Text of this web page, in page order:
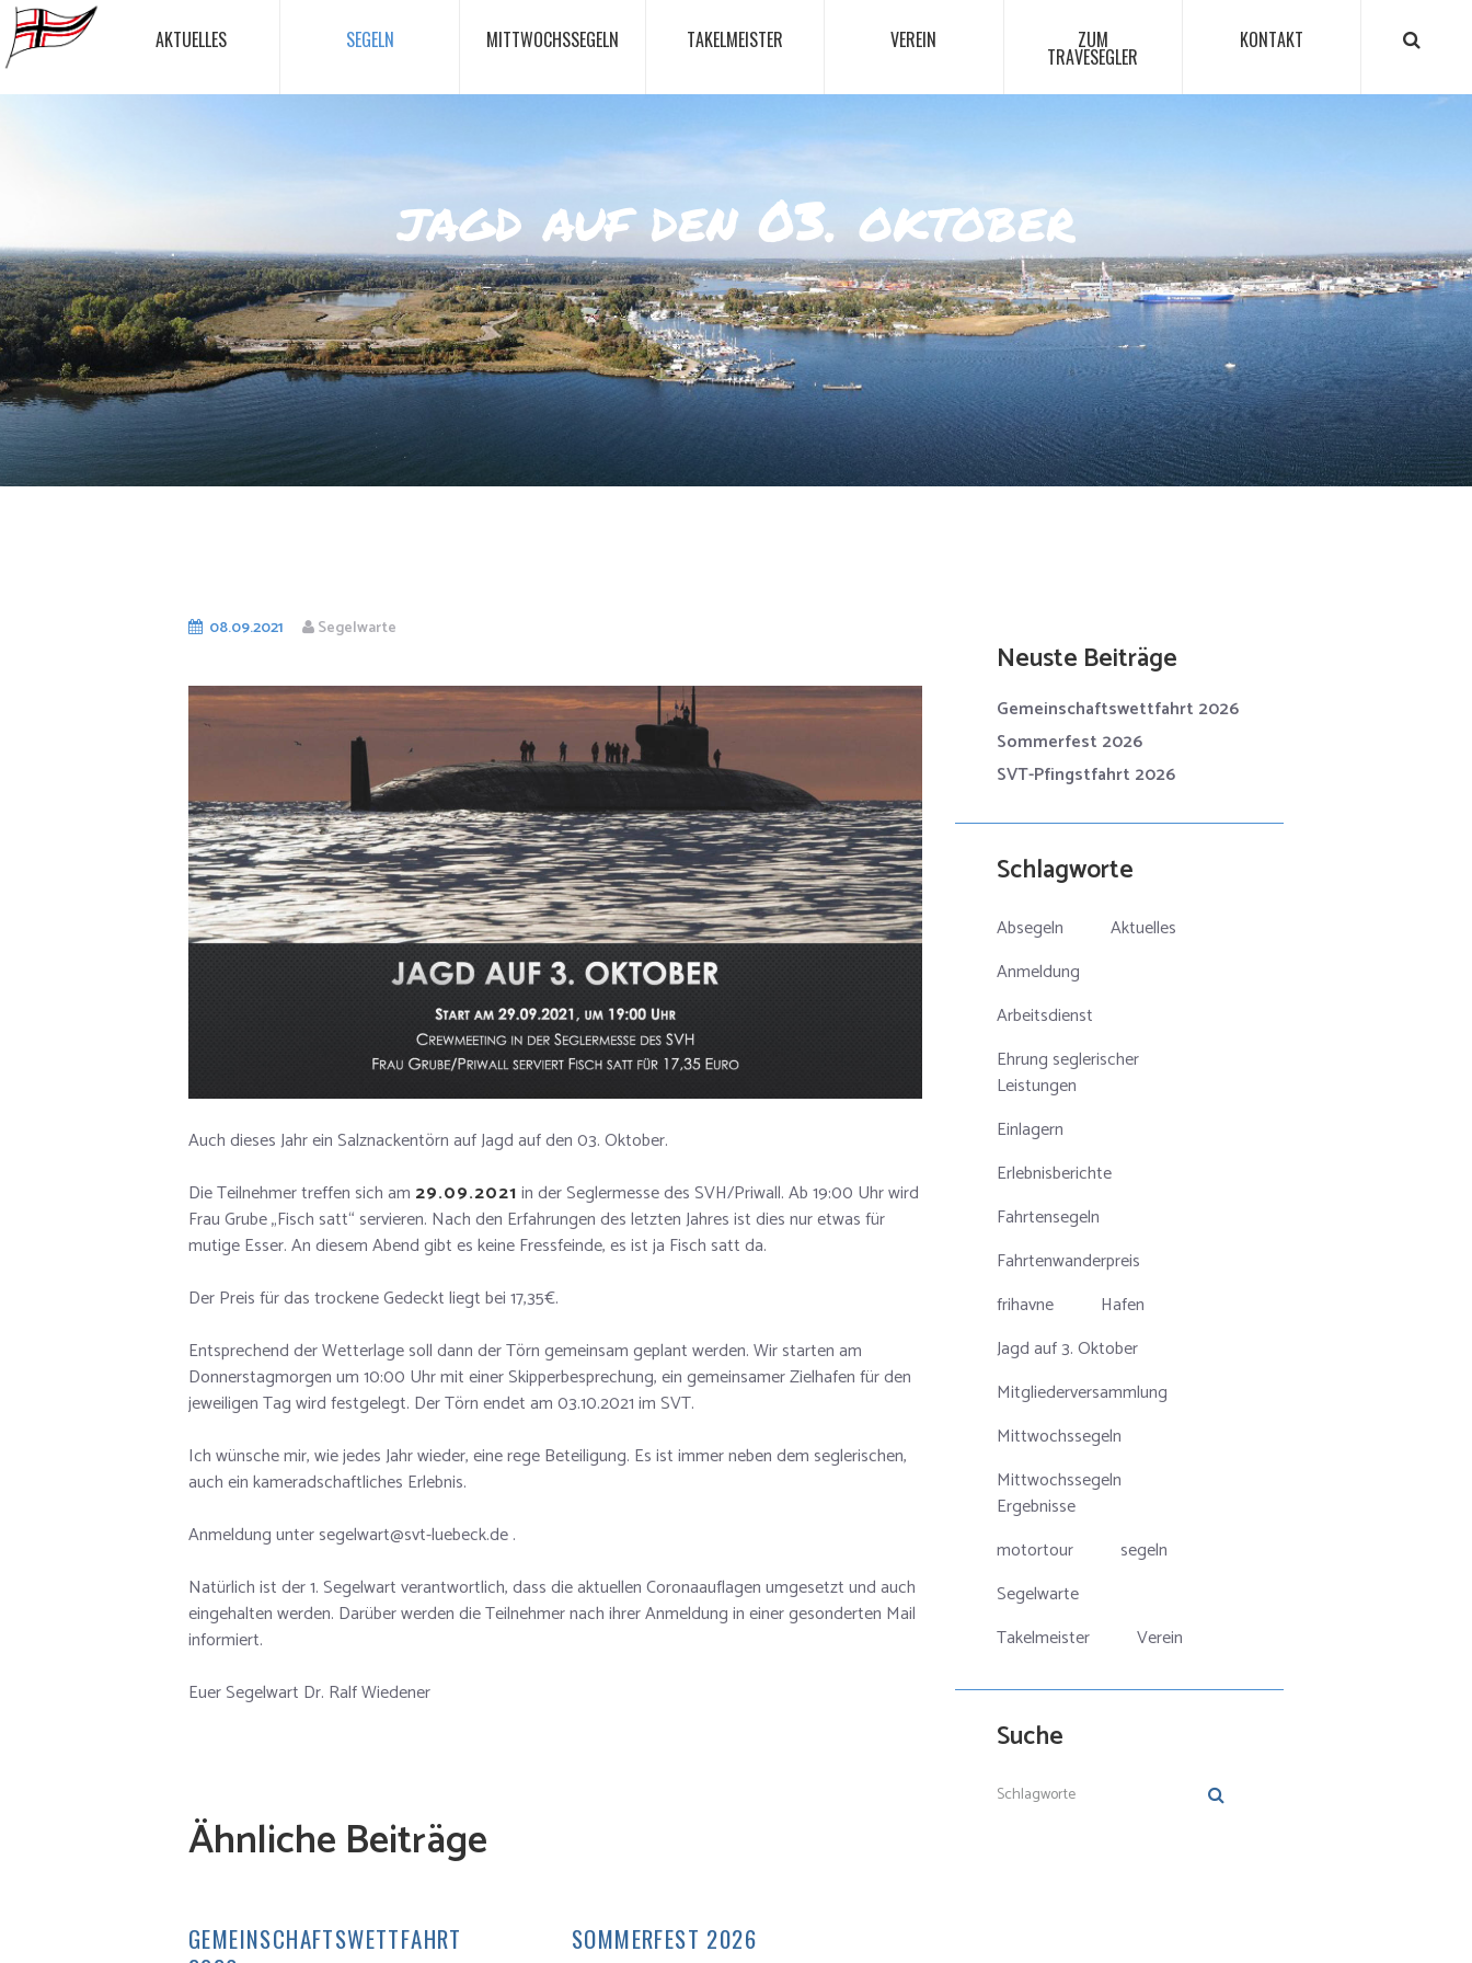
AKTUELLES SEGELN MITTWOCHSSEGELN TAKELMEISTER VEREIN ZUM
TRAVESEGLER
KONTAKT
jagd auf den 03. oktober
08.09.2021 Segelwarte
Auch dieses Jahr ein Salznackentörn auf Jagd auf den 03. Oktober.
Die Teilnehmer treffen sich am 29.09.2021in der Seglermesse des SVH/Priwall. Ab 19:00 Uhr wird
Frau Grube „Fisch satt“ servieren. Nach den Erfahrungen des letzten Jahres ist dies nur etwas für
mutige Esser. An diesem Abend gibt es keine Fressfeinde, es ist ja Fisch satt da.
Der Preis für das trockene Gedeckt liegt bei 17,35€.
Entsprechend der Wetterlage soll dann der Törn gemeinsam geplant werden. Wir starten am
Donnerstagmorgen um 10:00 Uhr mit einer Skipperbesprechung, ein gemeinsamer Zielhafen für den
jeweiligen Tag wird festgelegt. Der Törn endet am 03.10.2021 im SVT.
Ich wünsche mir, wie jedes Jahr wieder, eine rege Beteiligung. Es ist immer neben dem seglerischen,
auch ein kameradschaftliches Erlebnis.
Anmeldung unter segelwart@svt-luebeck.de .
Natürlich ist der 1. Segelwart verantwortlich, dass die aktuellen Coronaauflagen umgesetzt und auch
eingehalten werden. Darüber werden die Teilnehmer nach ihrer Anmeldung in einer gesonderten Mail
informiert.
Euer Segelwart Dr. Ralf Wiedener
Ähnliche Beiträge
GEMEINSCHAFTSWETTFAHRT
SOMMERFEST 2026
Neuste Beiträge
Gemeinschaftswettfahrt 2026
Sommerfest 2026
SVT-Pfingstfahrt 2026
Schlagworte
Absegeln
Aktuelles
Anmeldung
Arbeitsdienst
Ehrung seglerischer
Leistungen
Einlagern
Erlebnisberichte
Fahrtensegeln
Fahrtenwanderpreis
frihavne
Hafen
Jagd auf 3. Oktober
Mitgliederversammlung
Mittwochssegeln
Mittwochssegeln
Ergebnisse
motortour
segeln
Segelwarte
Takelmeister
Verein
Suche